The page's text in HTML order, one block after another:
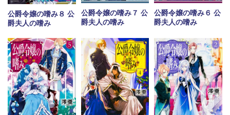
公爵令嬢の嗜み８ 公
爵夫人の嗜み
公爵令嬢の嗜み７ 公
爵夫人の嗜み
公爵令嬢の嗜み６ 公
爵夫人の嗜み